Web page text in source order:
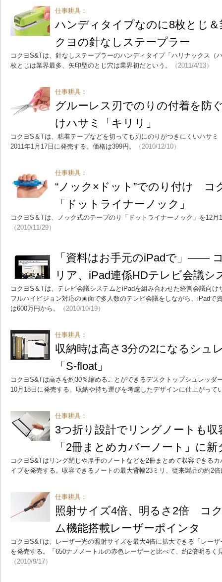
仕事耕具：
ハンディタイプなのに8枚とじ
クヨの針なしステープラー
コクヨS&Tは、針なしステープラーのハンディタイプ「ハリナックス（
枚とじは業界最多、矢印型のとじ穴は業界初だという。
（2011/4/13）
仕事耕具：
グルーレス刃でのりの付着を防
けハサミ「キリリ」
コクヨS＆Tは、粘着テープなどを切っても刃にのりがつきにくいハサ
2011年1月17日に発売する。価格は399円。
（2010/12/10）
仕事耕具：
“ノック×ドット”でのり付け コ
「ドットライナーノック」
コクヨS＆Tは、ノック式のテープのり「ドットライナーノック」を12月
（2010/11/29）
「資料はお手元のiPadで」――
リア、iPad連係HDテレビ会議シ
コクヨS＆Tは、テレビ会議システムとiPadを組み合わせた経営会議向
フルハイビジョン対応の画面で多人数のテレビ会議をしながら、iPadで
は600万円から。
（2010/10/19）
仕事耕具：
収納時は高さ3分の2になるシ
「S-float」
コクヨS&Tは高さを約30％縮めることができるデスクトップシュレッダ
10月18日に発売する。収納や持ち運びを考慮したデザインに仕上がって
仕事耕具：
3つ折り設計でリングノートも
「2冊まとめカバーノート」に新
コクヨS&Tはリング閉じや厚手のノートなどを2冊まとめて収容できる
イプを発売する。収容できるノートの最大背幅23ミリ、従来製品の約2
仕事耕具：
照射サイズ4倍、明るさ2倍 コ
ム機能搭載レーザーポインタ
コクヨS&Tは、レーザー光の照射サイズを最大4倍に拡大できる「レー
を発売する。「650ナノメートルの赤色レーザーと比べて、約2倍明るく
（2010/9/17）